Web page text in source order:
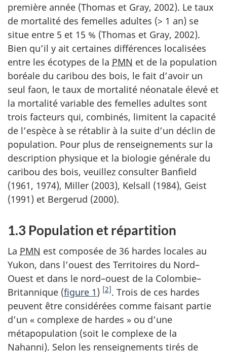
première année (Thomas et Gray, 2002). Le taux
de mortalité des femelles adultes (> 1 an) se
situe entre 5 et 15 % (Thomas et Gray, 2002).
Bien qu’il y ait certaines différences localisées
entre les écotypes de la PMN et de la population
boréale du caribou des bois, le fait d’avoir un
seul faon, le taux de mortalité néonatale élevé et
la mortalité variable des femelles adultes sont
trois facteurs qui, combinés, limitent la capacité
de l’espèce à se rétablir à la suite d’un déclin de
population. Pour plus de renseignements sur la
description physique et la biologie générale du
caribou des bois, veuillez consulter Banfield
(1961, 1974), Miller (2003), Kelsall (1984), Geist
(1991) et Bergerud (2000).
1.3 Population et répartition
La PMN est composée de 36 hardes locales au
Yukon, dans l’ouest des Territoires du Nord–
Ouest et dans le nord–ouest de la Colombie–
Britannique (figure 1) [2]. Trois de ces hardes
peuvent être considérées comme faisant partie
d’un « complexe de hardes » ou d’une
métapopulation (soit le complexe de la
Nahanni). Selon les renseignements tirés de